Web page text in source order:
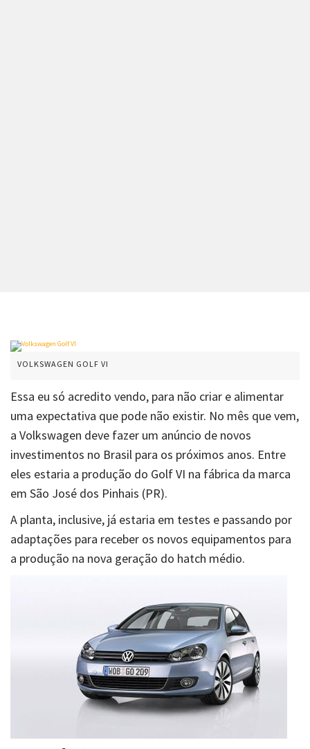
VOLKSWAGEN GOLF VI
Essa eu só acredito vendo, para não criar e alimentar
uma expectativa que pode não existir. No mês que vem,
a Volkswagen deve fazer um anúncio de novos
investimentos no Brasil para os próximos anos. Entre
eles estaria a produção do Golf VI na fábrica da marca
em São José dos Pinhais (PR).
A planta, inclusive, já estaria em testes e passando por
adaptações para receber os novos equipamentos para
a produção na nova geração do hatch médio.